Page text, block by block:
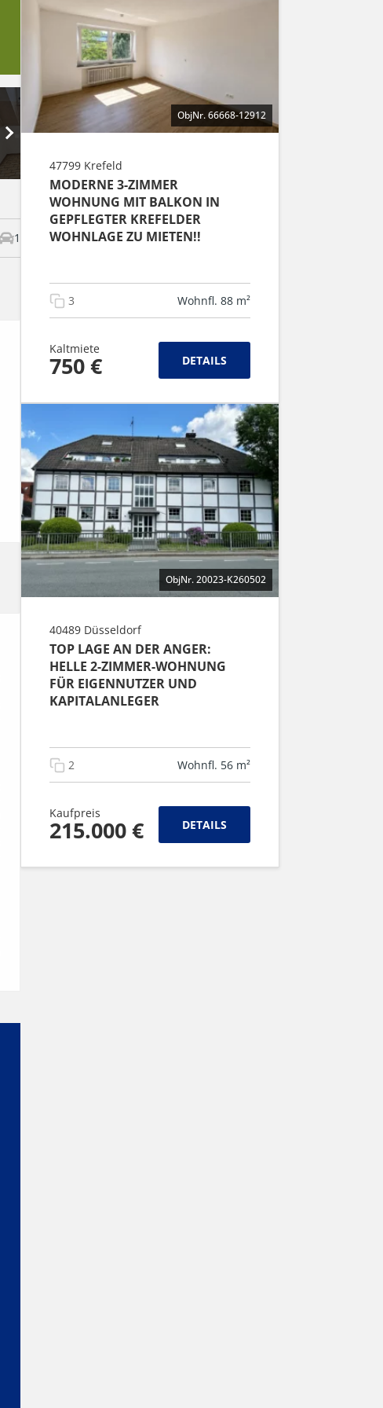
1
ObjNr. 66668-12912
47799 Krefeld
MODERNE 3-ZIMMER
WOHNUNG MIT BALKON IN
GEPFLEGTER KREFELDER
WOHNLAGE ZU MIETEN!!
3 Wohnfl. 88 m²
Kaltmiete
750 € DETAILS
ObjNr. 20023-K260502
40489 Düsseldorf
TOP LAGE AN DER ANGER:
HELLE 2-ZIMMER-WOHNUNG
FÜR EIGENNUTZER UND
KAPITALANLEGER
2 Wohnfl. 56 m²
Kaufpreis
215.000 € DETAILS